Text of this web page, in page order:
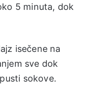
5 minuta, dok
isečene na
sve dok
sokove.